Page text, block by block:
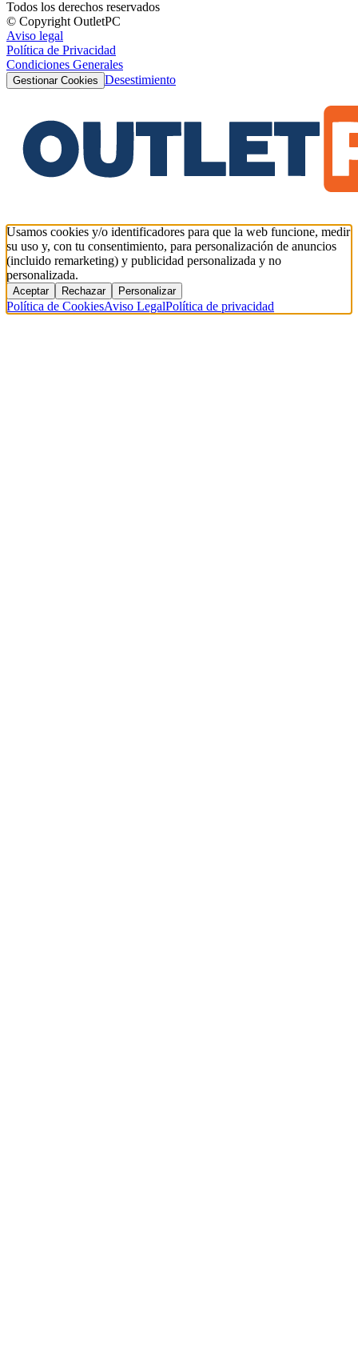
Todos los derechos reservados
© Copyright OutletPC
Aviso legal
Política de Privacidad
Condiciones Generales
Gestionar Cookies Desestimiento
Usamos cookies y/o identificadores para que la web funcione, medir
su uso y, con tu consentimiento, para personalización de anuncios
(incluido remarketing) y publicidad personalizada y no
personalizada.
Aceptar Rechazar Personalizar
Política de CookiesAviso LegalPolítica de privacidad